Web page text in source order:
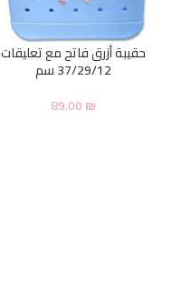
حقيبة أزرق فاتح مع تعليقات
37/29/12 سم
89.00₪